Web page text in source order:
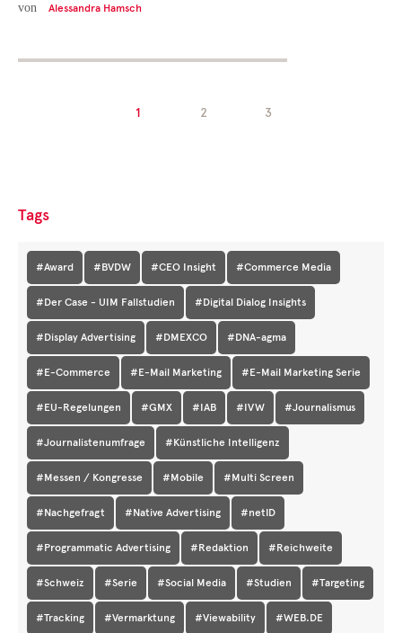
von Alessandra Hamsch
1 2 3
Tags
#Award #BVDW #CEO Insight #Commerce Media
#Der Case - UIM Fallstudien #Digital Dialog Insights
#Display Advertising #DMEXCO #DNA-agma
#E-Commerce #E-Mail Marketing #E-Mail Marketing Serie
#EU-Regelungen #GMX #IAB #IVW #Journalismus
#Journalistenumfrage #Künstliche Intelligenz
#Messen / Kongresse #Mobile #Multi Screen
#Nachgefragt #Native Advertising #netID
#Programmatic Advertising #Redaktion #Reichweite
#Schweiz #Serie #Social Media #Studien #Targeting
#Tracking #Vermarktung #Viewability #WEB.DE